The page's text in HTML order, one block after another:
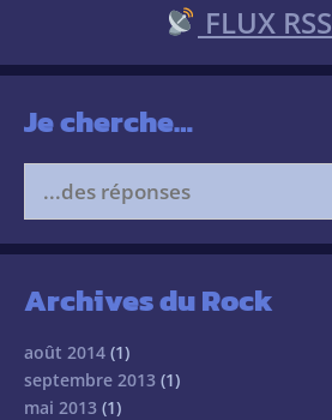
FLUX RSS
Je cherche…
Search
for:
Archives du Rock
août 2014 (1)
septembre 2013 (1)
mai 2013 (1)